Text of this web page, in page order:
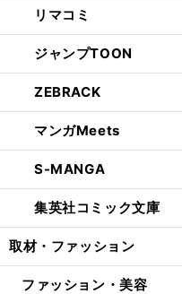
リマコミ
ジャンプTOON
ZEBRACK
マンガMeets
S-MANGA
集英社コミック文庫
取材・ファッション
ファッション・美容